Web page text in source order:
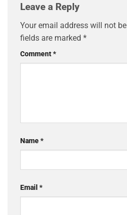
Leave a Reply
Your email address will not
fields are marked *
Comment*
Name*
Email *